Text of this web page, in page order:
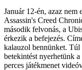
Január 12-én, azaz nem
Assassin's Creed
második felvonás, a
érkezik a befejezés.
kalauzol bennünket.
betekintést nyerhetünk
perces játékmenet